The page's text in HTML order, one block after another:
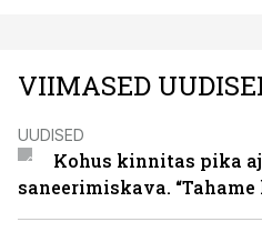
VIIMASED
UUDISED
Kohus kinnitas pika
saneerimiskava.